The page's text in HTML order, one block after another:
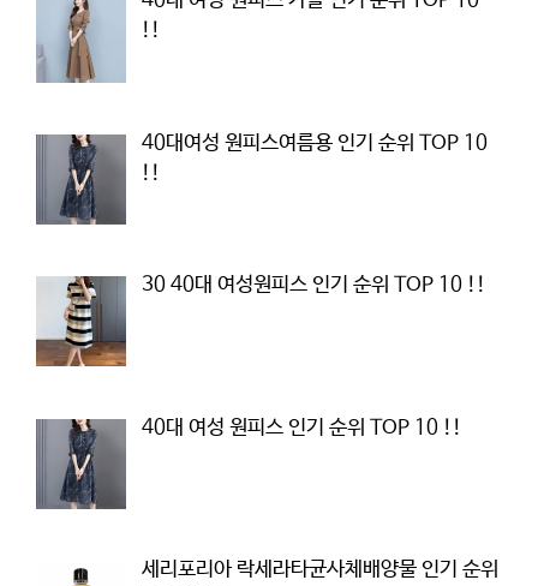
!!
40대여성 원피스여름용 인기 순위 TOP 10
!!
30 40대 여성원피스 인기 순위 TOP 10 !!
40대 여성 원피스 인기 순위 TOP 10 !!
세리포리아 락세라타균사체배양물 인기 순위